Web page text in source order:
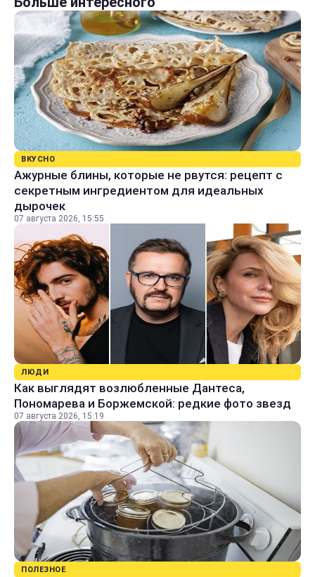
ВКУСНО
Ажурные блины, которые не рвутся: рецепт с
секретным ингредиентом для идеальных
дырочек
07 августа 2026, 15:55
ЛЮДИ
Как выглядят возлюбленные Дантеса,
Пономарева и Боржемской: редкие фото звезд
07 августа 2026, 15:19
ПОЛЕЗНОЕ